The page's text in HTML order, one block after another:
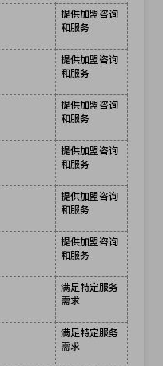
提供加盟咨询
和服务
提供加盟咨询
和服务
提供加盟咨询
和服务
提供加盟咨询
和服务
提供加盟咨询
和服务
提供加盟咨询
和服务
满足特定服务
需求
满足特定服务
需求